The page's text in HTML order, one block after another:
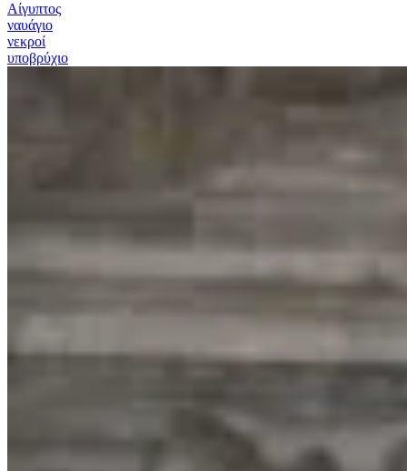
Αίγυπτος
ναυάγιο
νεκροί
υποβρύχιο